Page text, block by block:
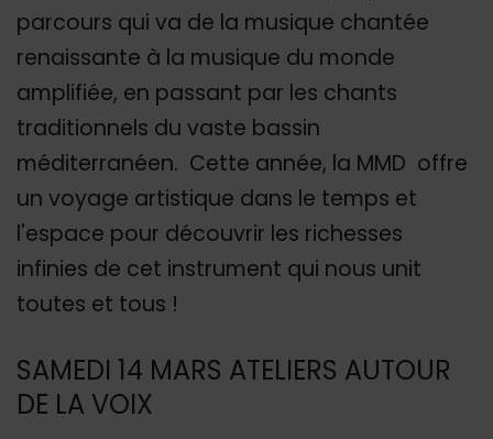
parcours qui va de la musique chantée
renaissante à la musique du monde
amplifiée, en passant par les chants
traditionnels du vaste bassin
méditerranéen. Cette année, la MMD offre
un voyage artistique dans le temps et
l'espace pour découvrir les richesses
infinies de cet instrument qui nous unit
toutes et tous !
SAMEDI 14 MARS ATELIERS AUTOUR
DE LA VOIX